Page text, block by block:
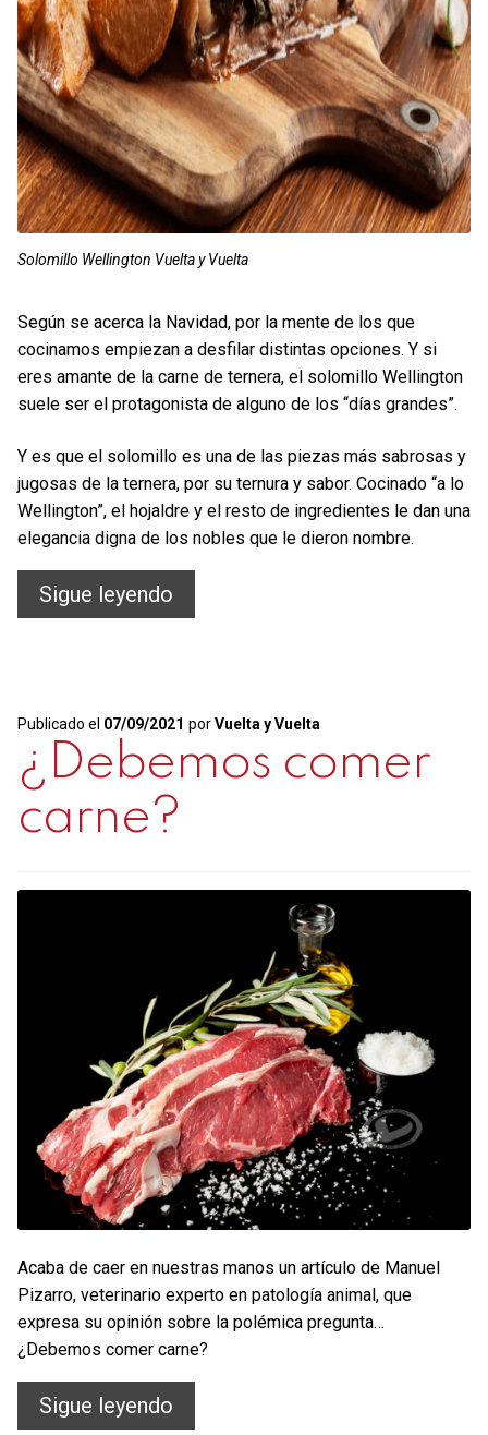
Solomillo Wellington Vuelta y Vuelta
Según se acerca la Navidad, por la mente de los que
cocinamos empiezan a desfilar distintas opciones. Y si
eres amante de la carne de ternera, el solomillo Wellington
suele ser el protagonista de alguno de los “días grandes”.
Y es que el solomillo es una de las piezas más sabrosas y
jugosas de la ternera, por su ternura y sabor. Cocinado “a lo
Wellington”, el hojaldre y el resto de ingredientes le dan una
elegancia digna de los nobles que le dieron nombre.
Sigue leyendo
Publicado el 07/09/2021 porVuelta y Vuelta
¿Debemos comer
carne?
Acaba de caer en nuestras manos un artículo de Manuel
Pizarro, veterinario experto en patología animal, que
expresa su opinión sobre la polémica pregunta…
¿Debemos comer carne?
Sigue leyendo